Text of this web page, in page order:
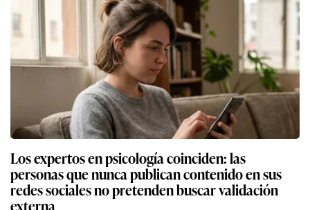
Los expertos en psicología coinciden: las
personas que nunca publican contenido en sus
redes sociales no pretenden buscar validación
externa